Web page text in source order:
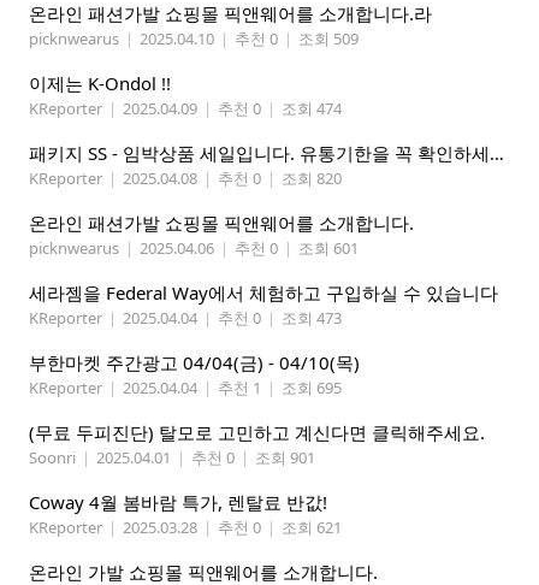
온라인 패션가발 쇼핑몰 픽앤웨어를 소개합니다.라
picknwearus | 2025.04.10 | 추천 0 | 조회 509
이제는 K-Ondol !!
KReporter | 2025.04.09 | 추천 0 | 조회 474
패키지 SS - 임박상품 세일입니다. 유통기한을 꼭 확인하세요.
KReporter | 2025.04.08 | 추천 0 | 조회 820
온라인 패션가발 쇼핑몰 픽앤웨어를 소개합니다.
picknwearus | 2025.04.06 | 추천 0 | 조회 601
세라젬을 Federal Way에서 체험하고 구입하실 수 있습니다
KReporter | 2025.04.04 | 추천 0 | 조회 473
부한마켓 주간광고 04/04(금) - 04/10(목)
KReporter | 2025.04.04 | 추천 1 | 조회 695
(무료 두피진단) 탈모로 고민하고 계신다면 클릭해주세요.
Soonri | 2025.04.01 | 추천 0 | 조회 901
Coway 4월 봄바람 특가, 렌탈료 반값!
KReporter | 2025.03.28 | 추천 0 | 조회 621
온라인 가발 쇼핑몰 픽앤웨어를 소개합니다.